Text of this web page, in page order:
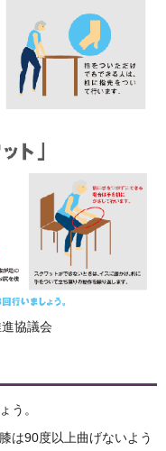
協議会
う。
は90度以上曲げないよう